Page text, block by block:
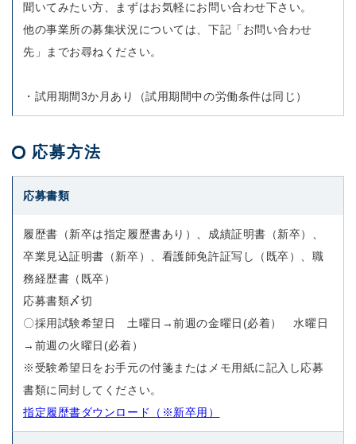
聞いてみたい方、まずはお気軽にお問い合わせ下さい。
他の事業所の募集状況については、下記「お問い合わせ
先」までお尋ねください。
・試用期間3か月あり（試用期間中の労働条件は同じ）
応募方法
応募書類
履歴書（新卒は指定履歴書あり）、成績証明書（新卒）、
卒業見込証明書（新卒）、看護師免許証写し（既卒）、職
務経歴書（既卒）
応募書類〆切
〇採用試験希望日 土曜日→前週の金曜日(必着） 水曜日
→前週の火曜日(必着）
※受験希望日をお手元の付箋またはメモ用紙に記入し応募
書類に同封してください。
指定履歴書ダウンロード（※新卒用）